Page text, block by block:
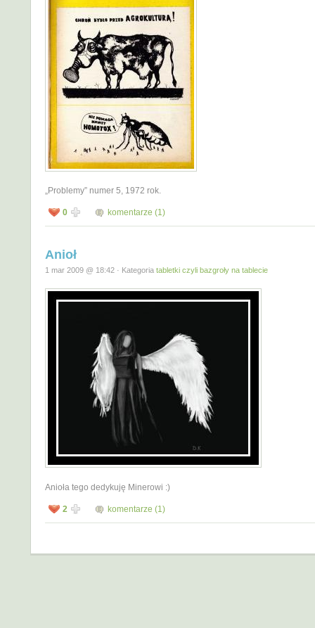
„Problemy” numer 5, 1972 rok.
0 komentarze (1)
Anioł
1 mar 2009 @ 18:42 · Kategoria tabletki czyli bazgroły na tablecie
Anioła tego dedykuję Minerowi :)
2 komentarze (1)